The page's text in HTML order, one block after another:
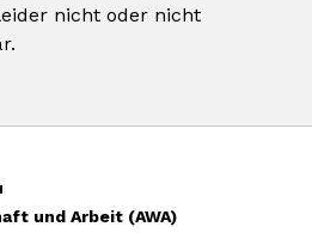
nicht oder nicht
und Arbeit (AWA)